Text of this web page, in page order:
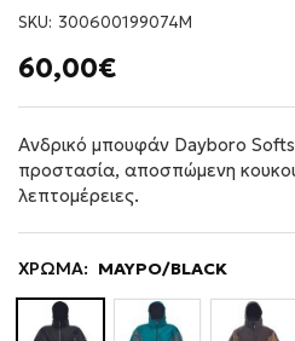
SKU: 300600199074M
60,00€
Ανδρικό μπουφάν Dayboro
προστασία, αποσπώμενη
λεπτομέρειες.
ΧΡΩΜΑ: ΜΑΥΡΟ/BLACK